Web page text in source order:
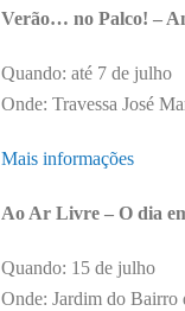
Verão… no Palco! –
Quando: até 7 de julho
Onde: Travessa José
Mais informações
Ao Ar Livre – O dia
Quando: 15 de julho
Onde: Jardim do Bairro